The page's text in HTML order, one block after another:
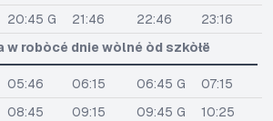
20:45 G 21:46 22:46
23:16
w robòcé dnie wòlné òd szkòłë
05:46 06:15 06:45 G
07:15
08:45 09:15 09:45 G
10:25